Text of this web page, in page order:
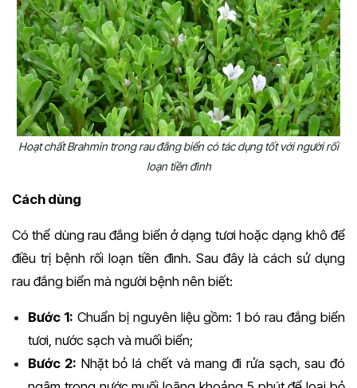
Hoạt chất Brahmin trong rau đắng biển có tác dụng tốt với người rối
loạn tiền đình
Cách dùng
Có thể dùng rau đắng biển ở dạng tươi hoặc dạng khô để
điều trị bệnh rối loạn tiền đình. Sau đây là cách sử dụng
rau đắng biển mà người bệnh nên biết:
Bước 1: Chuẩn bị nguyên liệu gồm: 1 bó rau đắng biển
tươi, nước sạch và muối biển;
Bước 2: Nhặt bỏ lá chết và mang đi rửa sạch, sau đó